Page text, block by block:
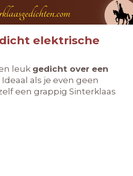
elektrische
leuk gedicht over een
Ideaal als je even geen
een grappig Sinterklaas